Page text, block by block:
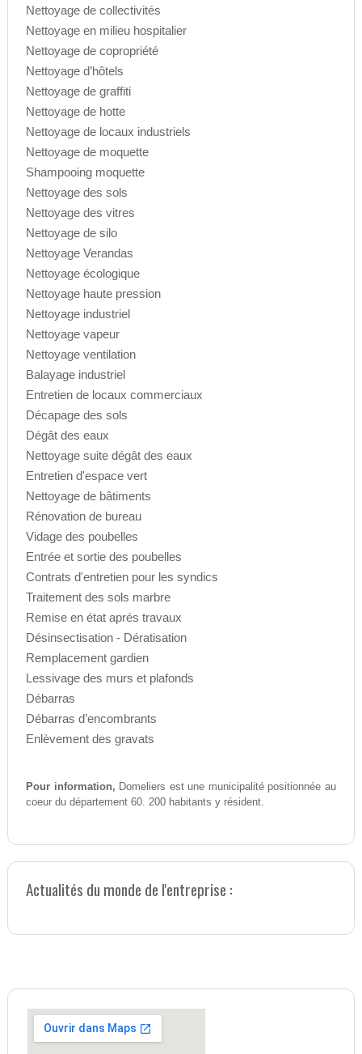
Nettoyage de collectivités
Nettoyage en milieu hospitalier
Nettoyage de copropriété
Nettoyage d’hôtels
Nettoyage de graffiti
Nettoyage de hotte
Nettoyage de locaux industriels
Nettoyage de moquette
Shampooing moquette
Nettoyage des sols
Nettoyage des vitres
Nettoyage de silo
Nettoyage Verandas
Nettoyage écologique
Nettoyage haute pression
Nettoyage industriel
Nettoyage vapeur
Nettoyage ventilation
Balayage industriel
Entretien de locaux commerciaux
Décapage des sols
Dégât des eaux
Nettoyage suite dégât des eaux
Entretien d'espace vert
Nettoyage de bâtiments
Rénovation de bureau
Vidage des poubelles
Entrée et sortie des poubelles
Contrats d'entretien pour les syndics
Traitement des sols marbre
Remise en état aprés travaux
Désinsectisation - Dératisation
Remplacement gardien
Lessivage des murs et plafonds
Débarras
Débarras d’encombrants
Enlèvement des gravats
Pour information, Domeliers est une municipalité positionnée au
coeur du département 60. 200 habitants y résident.
Actualités du monde de l'entreprise :